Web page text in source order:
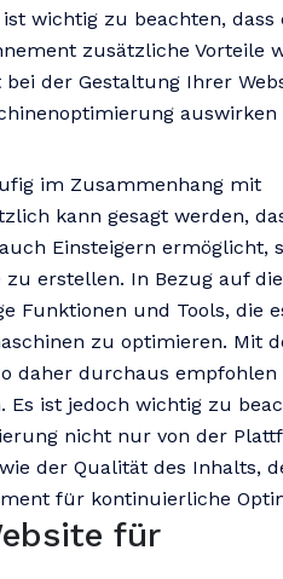
wichtig zu beachten, dass
zusätzliche Vorteile
der Gestaltung Ihrer
auswirken
im Zusammenhang mit
kann gesagt werden,
Einsteigern ermöglicht,
erstellen. In Bezug auf die
Funktionen und Tools, die
zu optimieren. Mit
daher durchaus empfohlen
ist jedoch wichtig zu
nicht nur von der
der Qualität des Inhalts,
für kontinuierliche
für